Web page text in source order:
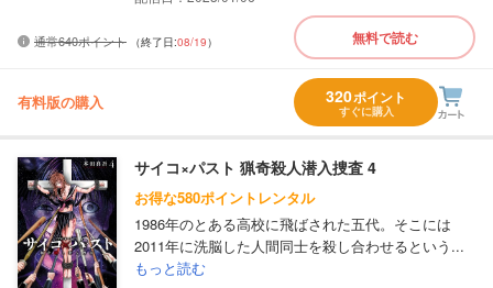
通常640ポイント （終了日:08/19） 無料で読む
有料版の購入 320ポイント
すぐに購入
サイコ×パスト 猟奇殺人潜入捜査 4
お得な580ポイントレンタル
1986年のとある高校に飛ばされた五代。そこには
2011年に洗脳した人間同士を殺し合わせるという...
もっと読む